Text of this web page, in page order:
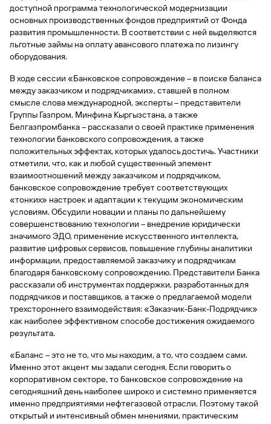
действующему
кредиту
Оформить
страхование
онлайн
Оператор
электронных
денежных
средств
Быстрый
поиск
по
сайту
Вклады
онлайн
Открытый
API
курсов
металлов
Быстрый
поиск
по
сайту
Вклады
Быстрый
поиск
по
сайту
доступной программа технологической модернизации
основных производственных фондов предприятий от Фонда
развития промышленности. В соответствии с ней выделяются
льготные займы на оплату авансового платежа по лизингу
оборудования.
В ходе сессии «Банковское сопровождение – в поиске баланса
между заказчиком и подрядчиками», ставшей в полном
смысле слова международной, эксперты – представители
Группы Газпром, Минфина Кыргызстана, а также
Белгазпромбанка – рассказали о своей практике применения
технологии банковского сопровождения, а также
положительных эффектах, которых удалось достичь. Участники
отметили, что, как и любой существенный элемент
взаимоотношений между заказчиком и подрядчиком,
банковское сопровождение требует соответствующих
«тонких» настроек и адаптации к текущим экономическим
условиям. Обсудили новации и планы по дальнейшему
совершенствованию технологии – внедрение юридически
значимого ЭДО, применение искусственного интеллекта,
развитие цифровых сервисов, повышение глубины аналитики
информации, предоставляемой заказчику и подрядчикам
благодаря банковскому сопровождению. Представители Банка
рассказали об инструментах поддержки, разработанных для
подрядчиков и поставщиков, а также о предлагаемой модели
трехстороннего взаимодействия: «Заказчик-Банк-Подрядчик»
как наиболее эффективном способе достижения ожидаемого
результата.
«Баланс – это не то, что мы находим, а то, что создаем сами.
Именно этот акцент мы задали сегодня. Если говорить о
корпоративном секторе, то банковское сопровождение на
сегодняшний день наиболее широко и системно применяется
именно предприятиями нефтегазовой отрасли. Поэтому такой
открытый и интенсивный обмен мнениями, практическим